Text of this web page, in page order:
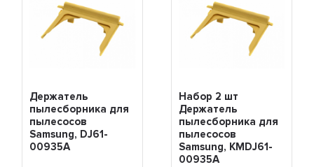
Держатель
пылесборника для
пылесосов
Samsung, DJ61-
00935A
Набор 2 шт
Держатель
пылесборника для
пылесосов
Samsung, KMDJ61-
00935A